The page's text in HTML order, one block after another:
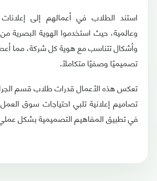
استند الطلاب في أعمالهم إلى
وعالمية، حيث استخدموا الهوية البصرية
وأشكال تتناسب مع هوية كل شركة، مما
تصميميًا وصفيًا متكاملًا.
تعكس هذه الأعمال قدرات طلاب قسم
تصاميم إعلانية تلبي احتياجات سوق
في تطبيق المفاهيم التصميمية بشكل